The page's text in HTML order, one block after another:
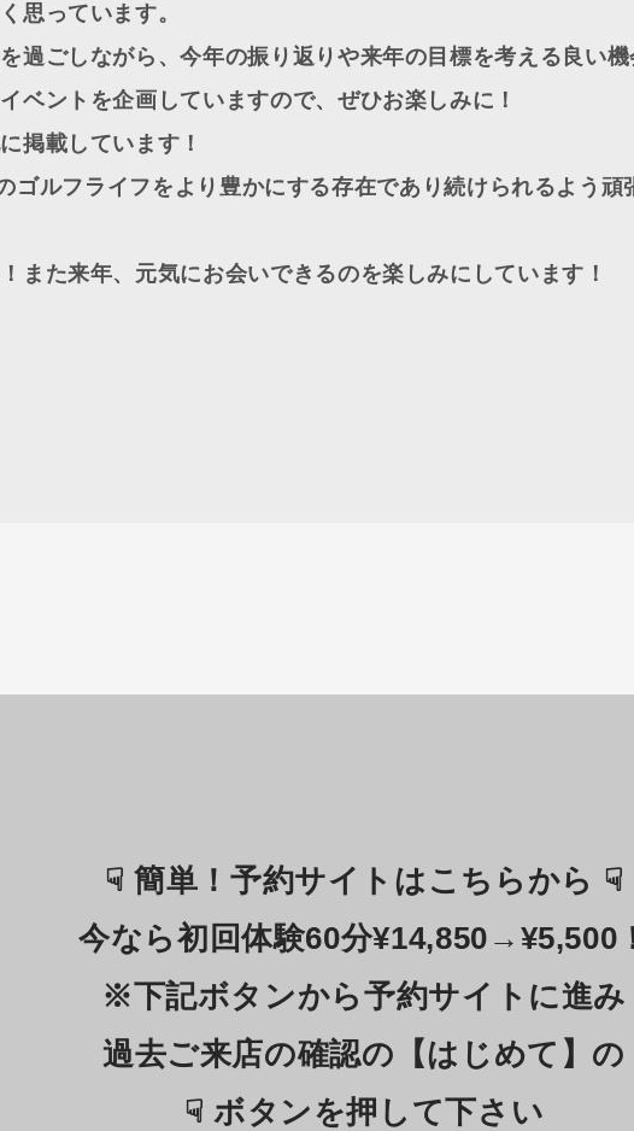
思っています。
過ごしながら、今年の振り返りや来年の目標を考える良い
ベントを企画していますので、ぜひお楽しみに！
掲載しています！
ルフライフをより豊かにする存在であり続けられるよう頑
また来年、元気にお会いできるのを楽しみにしています！
☟ 簡単！予約サイトはこちらから ☟
今なら初回体験60分¥14,850→¥5,500
※下記ボタンから予約サイトに進み
過去ご来店の確認の【はじめて】の
☟ ボタンを押して下さい